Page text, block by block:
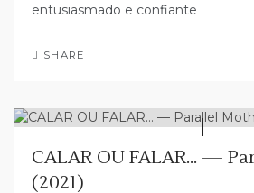
entusiasmado e confiante
SHARE
CALAR OU FALAR… —
(2021)